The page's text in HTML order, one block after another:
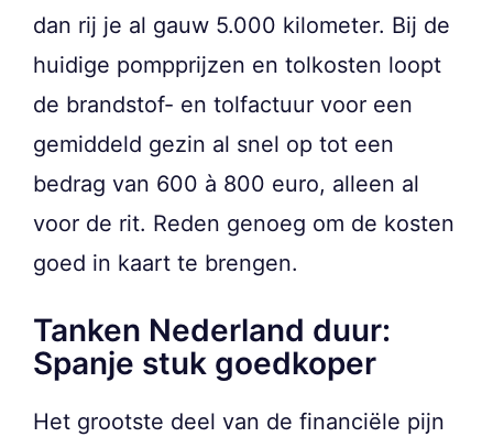
dan rij je al gauw 5.000 kilometer. Bij de
huidige pompprijzen en tolkosten loopt
de brandstof- en tolfactuur voor een
gemiddeld gezin al snel op tot een
bedrag van 600 à 800 euro, alleen al
voor de rit. Reden genoeg om de kosten
goed in kaart te brengen.
Tanken Nederland duur:
Spanje stuk goedkoper
Het grootste deel van de financiële pijn